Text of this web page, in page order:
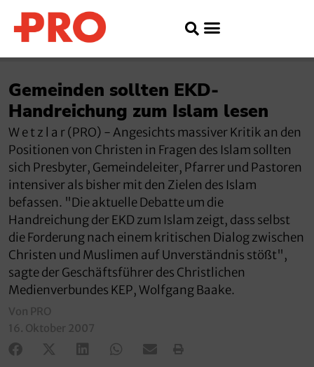
Gemeinden sollten EKD-
Handreichung zum Islam lesen
W e t z l a r (PRO) - Angesichts massiver Kritik an den
Positionen von Christen in Fragen des Islam sollten
sich Presbyter, Gemeindeleiter, Pfarrer und Pastoren
intensiver als bisher mit den Zielen des Islam
befassen. "Die aktuelle Debatte um die
Handreichung der EKD zum Islam zeigt, dass selbst
die Forderung nach einem kritischen Dialog zwischen
Christen und Muslimen auf Unverständnis stößt",
sagte der Geschäftsführer des Christlichen
Medienverbundes KEP, Wolfgang Baake.
Von PRO
16. Oktober 2007